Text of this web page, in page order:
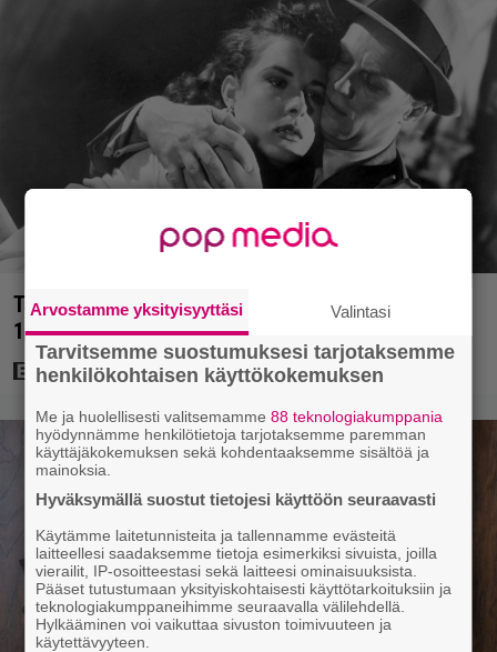
Tänään tv:ssä: Rikoselokuvan klassikko vuodelta
1953 – Asialla kulttiohjaaja Samuel Fuller
Arvostamme yksityisyyttäsi Valintasi
Tarvitsemme suostumuksesi tarjotaksemme
henkilökohtaisen käyttökokemuksen
Me ja huolellisesti valitsemamme88 teknologiakumppania
hyödynnämme henkilötietoja tarjotaksemme paremman
käyttäjäkokemuksen sekä kohdentaaksemme sisältöä ja
mainoksia.
Hyväksymällä suostut tietojesi käyttöön seuraavasti
Käytämme laitetunnisteita ja tallennamme evästeitä
laitteellesi saadaksemme tietoja esimerkiksi sivuista, joilla
vierailit, IP-osoitteestasi sekä laitteesi ominaisuuksista.
Pääset tutustumaan yksityiskohtaisesti käyttötarkoituksiin ja
teknologiakumppaneihimme seuraavalla välilehdellä.
Hylkääminen voi vaikuttaa sivuston toimivuuteen ja
käytettävyyteen.